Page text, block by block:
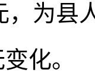
，为县
化。